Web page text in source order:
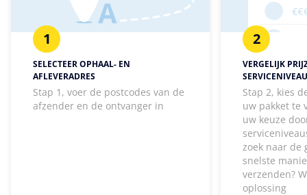
1
SELECTEER OPHAAL- EN
AFLEVERADRES
Stap 1, voer de postcodes van de
afzender en de ontvanger in
2
VERGELIJK
Stap 2, kies
uw pakket te
uw keuze
zoek naar de
snelste
verzenden?
oplossing